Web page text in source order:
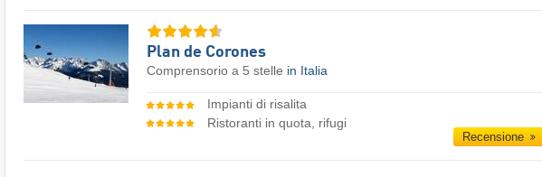
Plan de Corones
Comprensorio a 5 stelle in Italia
Impianti di risalita
Ristoranti in quota, rifugi
Recensione